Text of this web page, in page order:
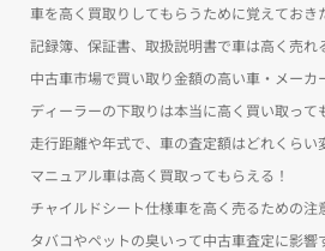
車を高く買取りしてもらうために覚えておき
記録簿、保証書、取扱説明書で車は高く売れ
中古車市場で買い取り金額の高い車・メーカ
ディーラーの下取りは本当に高く買い取って
走行距離や年式で、車の査定額はどれくらい
マニュアル車は高く買取ってもらえる！
チャイルドシート仕様車を高く売るための注
タバコやペットの臭いって中古車査定に影響